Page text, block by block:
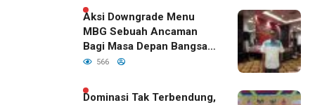
Aksi Downgrade Menu
MBG Sebuah Ancaman
Bagi Masa Depan Bangsa
Indonesia
566
Dominasi Tak Terbendung,